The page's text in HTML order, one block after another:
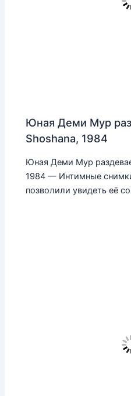
Юная Деми Мур
Shoshana, 1984
Юная Деми Мур
1984 — Интимные
позволили увидеть её